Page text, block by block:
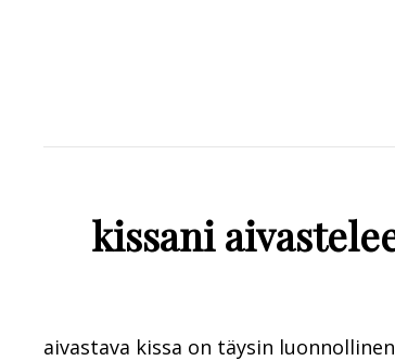
kissani
aivastava kissa on täysin